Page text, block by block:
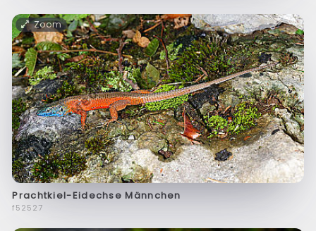
Zoom
Prachtkiel-Eidechse Männchen
f52527